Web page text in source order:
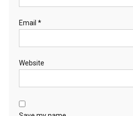
Email *
Website